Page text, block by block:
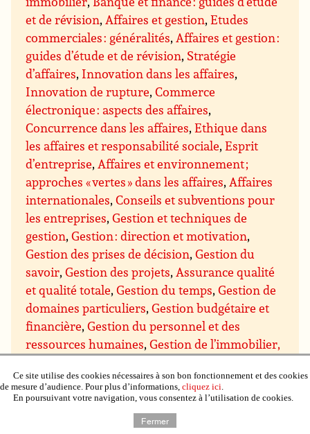
et de révision,Affaires et gestion,Etudes
commerciales : généralités,Affaires et gestion :
guides d’étude et de révision, Stratégie
d’affaires, Innovation dans les affaires,
Innovation de rupture,Commerce
électronique : aspects des affaires,
Concurrence dans les affaires,Ethique dans
les affaires et responsabilité sociale,Esprit
d’entreprise,Affaires et environnement ;
approches « vertes » dans les affaires,Affaires
internationales,Conseils et subventions pour
les entreprises,Gestion et techniques de
gestion,Gestion : direction et motivation,
Gestion des prises de décision,Gestion du
savoir,Gestion des projets,Assurance qualité
et qualité totale,Gestion du temps,Gestion de
domaines particuliers,Gestion budgétaire et
financière,Gestion du personnel et des
ressources humaines,Gestion de l’immobilier,
production et du contrôle qualité,Gestion de
recherche et développement (R & D),Gestion
des ventes et marketing,Gestion des achats et
Ce site utilise des cookies nécessaires à son bon fonctionnement et des cookies
de mesure d’audience. Pour plus d’informations, cliquez ici.
En poursuivant votre navigation, vous consentez à l’utilisation de cookies.
Fermer